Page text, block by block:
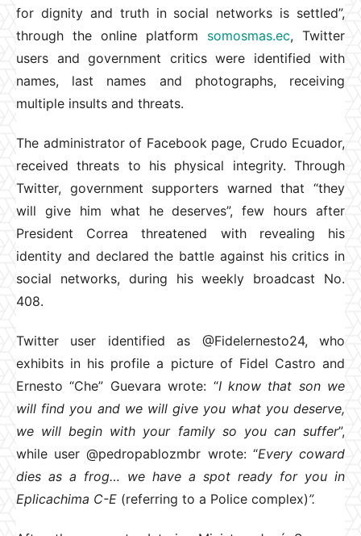
for dignity and truth in social networks is settled”,
through the online platform somosmas.ec, Twitter
users and government critics were identified with
names, last names and photographs, receiving
multiple insults and threats.
The administrator of Facebook page, Crudo Ecuador,
received threats to his physical integrity. Through
Twitter, government supporters warned that “they
will give him what he deserves”, few hours after
President Correa threatened with revealing his
identity and declared the battle against his critics in
social networks, during his weekly broadcast No.
408.
Twitter user identified as @Fidelernesto24, who
exhibits in his profile a picture of Fidel Castro and
Ernesto “Che” Guevara wrote: “I know that son we
will find you and we will give you what you deserve,
we will begin with your family so you can suffer”,
while user @pedropablozmbr wrote: “Every coward
dies as a frog… we have a spot ready for you in
Eplicachima C-E (referring to a Police complex)”.